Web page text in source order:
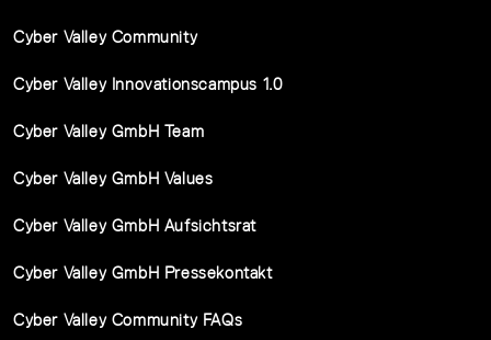
Cyber Valley Community
Cyber Valley Innovationscampus 1.0
Cyber Valley GmbH Team
Cyber Valley GmbH Values
Cyber Valley GmbH Aufsichtsrat
Cyber Valley GmbH Pressekontakt
Cyber Valley Community FAQs